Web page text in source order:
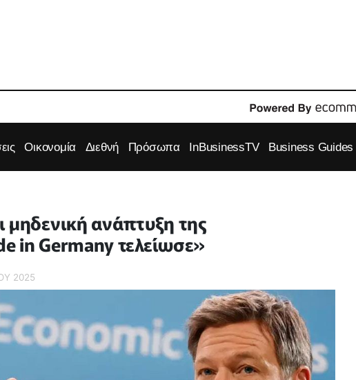
Οικονομία Διεθνή Πρόσωπα InBusinessTV Business Guides
μηδενική ανάπτυξη της
in Germany τελείωσε»
2025